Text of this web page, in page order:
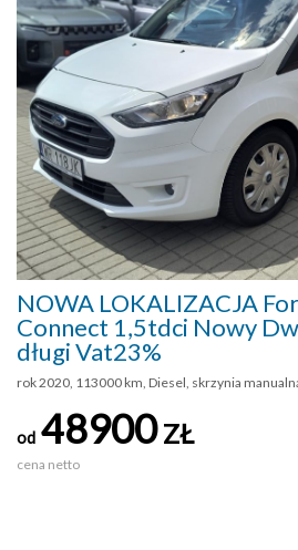
NOWA LOKALIZACJA
Connect 1,5tdci Nowy
długi Vat23%
rok 2020, 113000 km, Diesel, skrzynia
od 48900ZŁ
cena netto